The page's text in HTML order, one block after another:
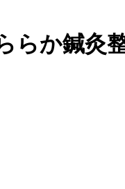
らか鍼灸